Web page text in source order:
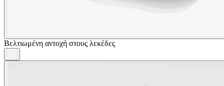
Βελτιωμένη αντοχή στους λεκέδες